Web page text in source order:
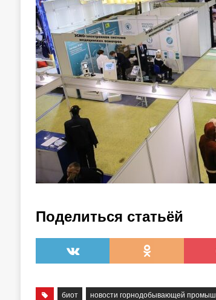
Поделиться статьёй
биот новости горнодобывающей